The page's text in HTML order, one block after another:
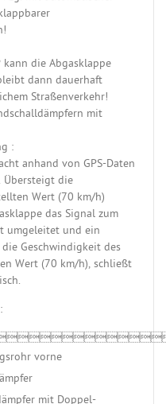
kann die Abgasklappe
dann dauerhaft
Straßenverkehr!
mit
:
anhand von GPS-Daten
Übersteigt die
Wert (70 km/h)
das Signal zum
umgeleitet und ein
Geschwindigkeit des
Wert (70 km/h), schließt
vorne
mit Doppel-